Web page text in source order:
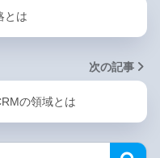
とは
次の記事
の領域とは